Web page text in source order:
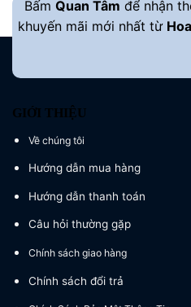
Bấm Quan Tâm để nhận
khuyến mãi mới nhất từ
GIỚI THIỆU
Về chúng tôi
Hướng dẫn mua hàng
Hướng dẫn thanh toán
Câu hỏi thường gặp
Chính sách giao hàng
Chính sách đổi trả